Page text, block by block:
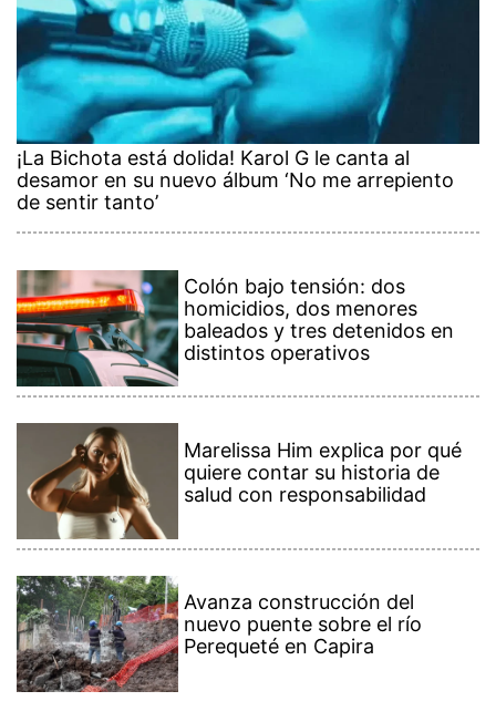
¡La Bichota está dolida! Karol G le canta al
desamor en su nuevo álbum ‘No me arrepiento
de sentir tanto’
Colón bajo tensión: dos
homicidios, dos menores
baleados y tres detenidos en
distintos operativos
Marelissa Him explica por qué
quiere contar su historia de
salud con responsabilidad
Avanza construcción del
nuevo puente sobre el río
Perequeté en Capira